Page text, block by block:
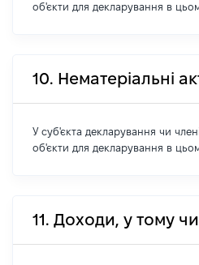
об'єкти для декларування в
10. Нематеріальні
У суб'єкта декларування чи
об'єкти для декларування в
11. Доходи, у тому